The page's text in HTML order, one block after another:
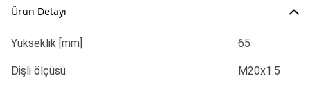
Ürün Detayı
Yükseklik [mm] 65
Dişli ölçüsü M20x1.5